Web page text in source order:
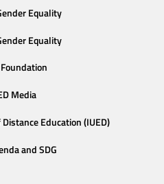
Equality
Equality
Media
Education (IUED)
and SDG